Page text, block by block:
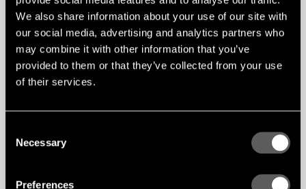
We also share information about your use of our site with
our social media, advertising and analytics partners who
may combine it with other information that you’ve
provided to them or that they’ve collected from your use
of their services.
Selection
Necessary
Preferences
dessutom ger panelen en robusthet.
Utforska Lamellow+